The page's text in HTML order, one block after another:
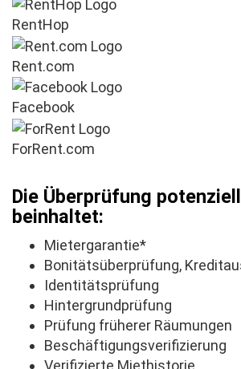
RentHop
Rent.com
Facebook
ForRent.com
Die Überprüfung
beinhaltet:
Mietergarantie*
Bonitätsüberprüfung,
Identitätsprüfung
Hintergrundprüfung
Prüfung früherer Räumungen
Beschäftigungsverifizierung
Verifizierte Miethistorie